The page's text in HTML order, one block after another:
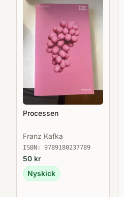
Processen
Franz Kafka
ISBN: 9789180237789
50 kr
Nyskick